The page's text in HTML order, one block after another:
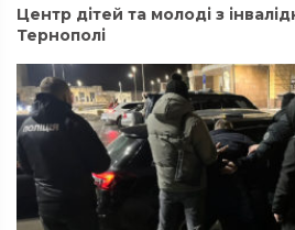
Центр дітей та молоді з
Тернополі